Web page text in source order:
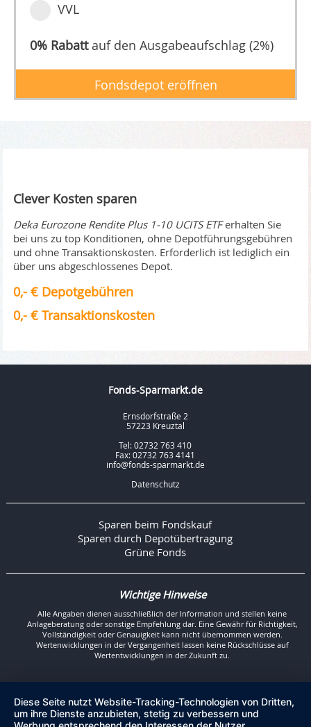
VVL
0% Rabattauf den Ausgabeaufschlag (2%)
Fondsdepot eröffnen
Clever Kosten sparen
Deka Eurozone Rendite Plus 1-10 UCITS ETFerhalten Sie
bei uns zu top Konditionen, ohne Depotführungsgebühren
und ohne Transaktionskosten. Erforderlich ist lediglich ein
über uns abgeschlossenes Depot.
0,- € Depotgebühren
0,- € Transaktionskosten
Fonds-Sparmarkt.de
Ernsdorfstraße 2
57223 Kreuztal
Tel: 02732 763 410
Fax: 02732 763 4141
info@fonds-sparmarkt.de
Datenschutz
Sparen beim Fondskauf
Sparen durch Depotübertragung
Grüne Fonds
Wichtige Hinweise
Alle Angaben dienen ausschließlich der Information und stellen keine
Anlageberatung oder sonstige Empfehlung dar. Eine Gewähr für Richtigkeit,
Vollständigkeit oder Genauigkeit kann nicht übernommen werden.
Wertenwicklungen in der Vergangenheit lassen keine Rückschlüsse auf
Wertentwicklungen in der Zukunft zu.
Diese Seite nutzt Website-Tracking-Technologien von Dritten,
um ihre Dienste anzubieten, stetig zu verbessern und